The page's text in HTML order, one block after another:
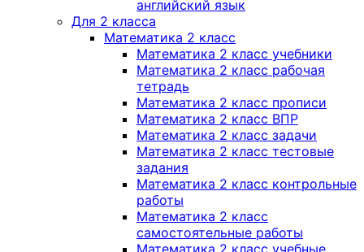
английский язык
Для 2 класса
Математика 2 класс
Математика 2 класс учебники
Математика 2 класс рабочая
тетрадь
Математика 2 класс прописи
Математика 2 класс ВПР
Математика 2 класс задачи
Математика 2 класс тестовые
задания
Математика 2 класс контрольные
работы
Математика 2 класс
самостоятельные работы
Математика 2 класс учебные